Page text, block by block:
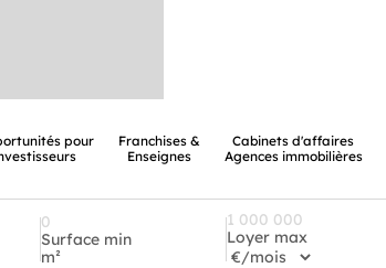
pour
Franchises &
Enseignes
Cabinets d'affaires
Agences immobilières
Surface min
m²
Loyer max